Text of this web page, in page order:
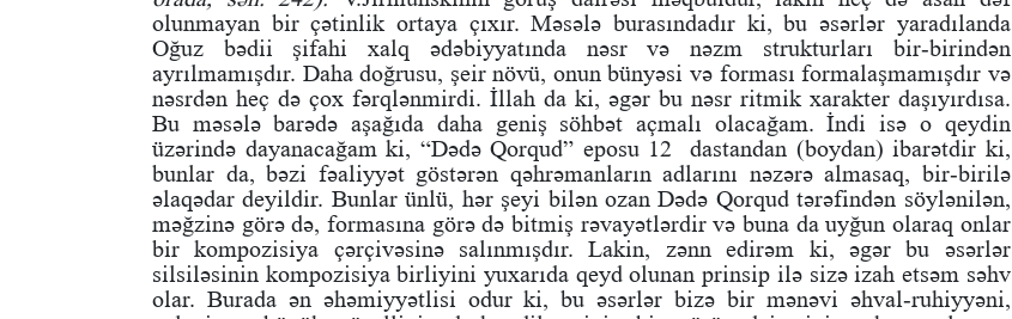
olunmayan bir çətinlik ortaya çıxır. Məsələ burasındadır ki, bu əsərlər yaradılanda
Oğuz bədii şifahi xalq ədəbiyyatında nəsr və nəzm strukturları bir-birindən
ayrılmamışdır. Daha doğrusu, şeir növü, onun bünyəsi və forması formalaşmamışdır və
nəsrdən heç də çox fərqlənmirdi. İllah da ki, əgər bu nəsr ritmik xarakter daşıyırdısa.
Bu məsələ barədə aşağıda daha geniş söhbət açmalı olacağam. İndi isə o qeydin
üzərində dayanacağam ki, “Dədə Qorqud” eposu 12 dastandan (boydan) ibarətdir ki,
bunlar da, bəzi fəaliyyət göstərən qəhrəmanların adlarını nəzərə almasaq, bir-birilə
əlaqədar deyildir. Bunlar ünlü, hər şeyi bilən ozan Dədə Qorqud tərəfindən söylənilən,
məğzinə görə də, formasına görə də bitmiş rəvayətlərdir və buna da uyğun olaraq onlar
bir kompozisiya çərçivəsinə salınmışdır. Lakin, zənn edirəm ki, əgər bu əsərlər
silsiləsinin kompozisiya birliyini yuxarıda qeyd olunan prinsip ilə sizə izah etsəm səhv
olar. Burada ən əhəmiyyətlisi odur ki, bu əsərlər bizə bir mənəvi əhval-ruhiyyəni,